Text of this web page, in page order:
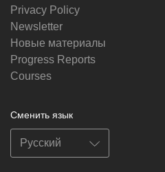
Privacy Policy
Newsletter
Новые материалы
Progress Reports
Courses
Сменить язык